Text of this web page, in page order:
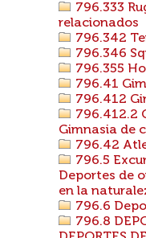
796.333
relacionados
796.342
796.346
796.355
796.41
796.412
796.412.2
Gimnasia de
796.42
796.5
Deportes de
en la
796.6
796.8